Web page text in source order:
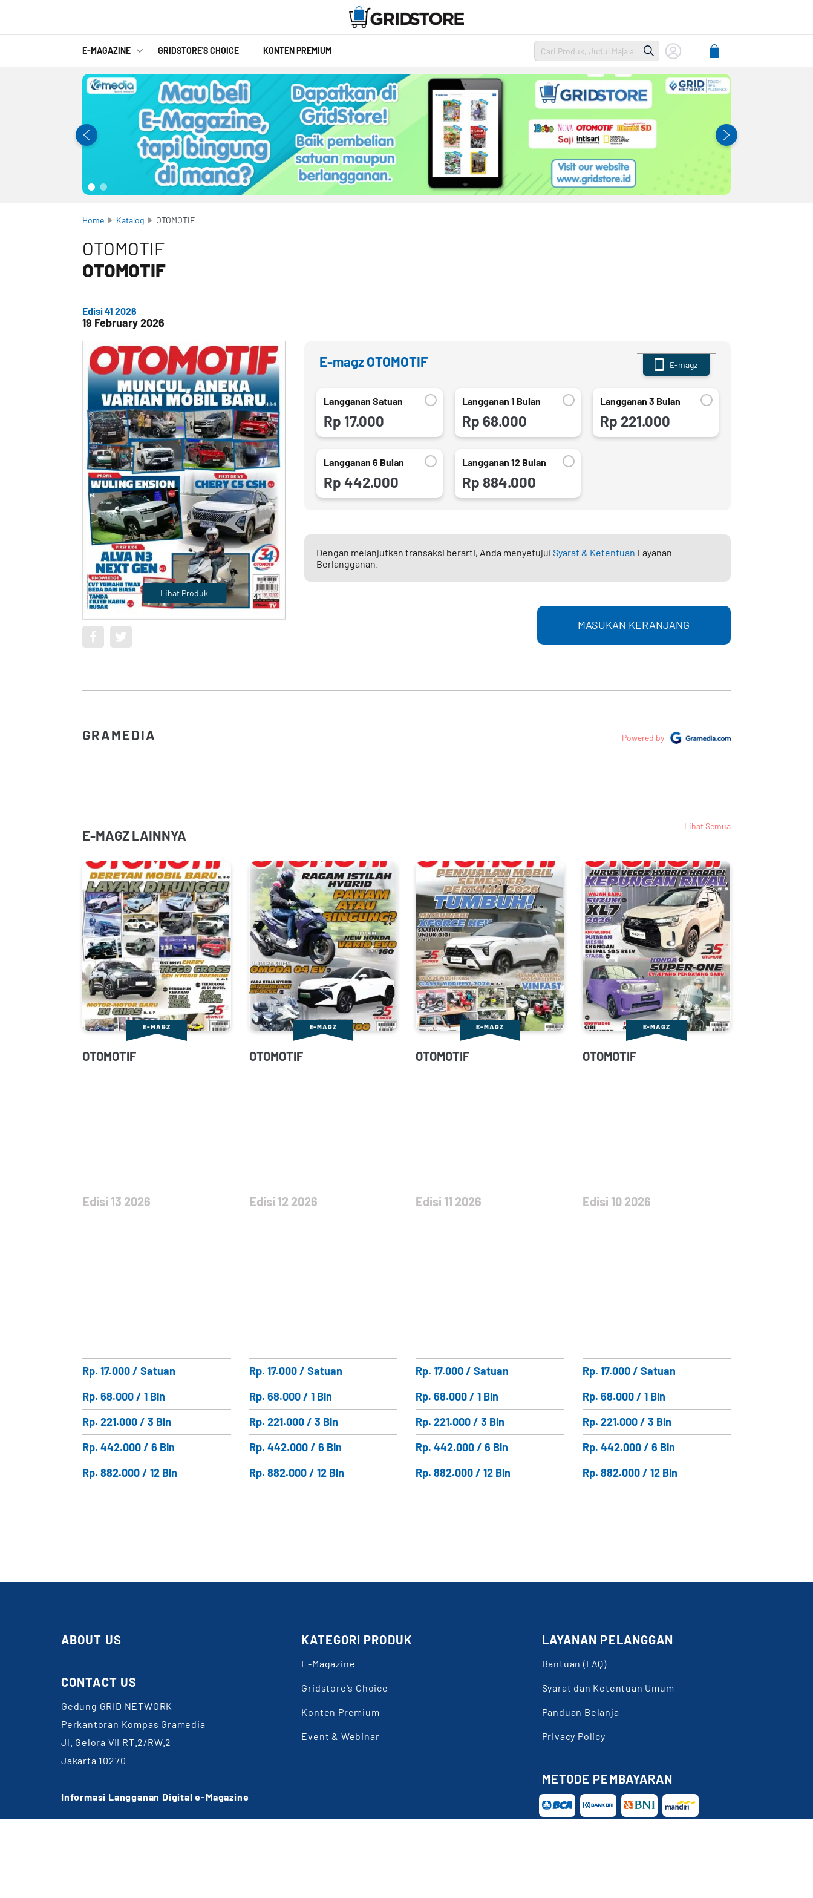
E-MAGAZINE GRIDSTORE'S CHOICE KONTEN PREMIUM
Lihat
Home Katalog OTOMOTIF
OTOMOTIF
OTOMOTIF
Edisi 41 2026
19 February 2026
Lihat Produk
E-magz OTOMOTIF E-magz
Langganan Satuan
Rp 17.000
Langganan 1 Bulan
Rp 68.000
Langganan 3 Bulan
Rp 221.000
Langganan 6 Bulan
Rp 442.000
Langganan 12 Bulan
Rp 884.000
Dengan melanjutkan transaksi berarti, Anda menyetujuiSyarat & Ketentuan Layanan
Berlangganan.
MASUKAN KERANJANG
GRAMEDIA Powered by
E-MAGZ LAINNYA
Lihat Semua
E-MAGZ
OTOMOTIF
Edisi 13 2026
Rp. 17.000 / Satuan
Rp. 68.000 / 1 Bln
Rp. 221.000 / 3 Bln
Rp. 442.000 / 6 Bln
Rp. 882.000 / 12 Bln
E-MAGZ
OTOMOTIF
Edisi 12 2026
Rp. 17.000 / Satuan
Rp. 68.000 / 1 Bln
Rp. 221.000 / 3 Bln
Rp. 442.000 / 6 Bln
Rp. 882.000 / 12 Bln
E-MAGZ
OTOMOTIF
Edisi 11 2026
Rp. 17.000 / Satuan
Rp. 68.000 / 1 Bln
Rp. 221.000 / 3 Bln
Rp. 442.000 / 6 Bln
Rp. 882.000 / 12 Bln
E-MAGZ
OTOMOTIF
Edisi 10 2026
Rp. 17.000 / Satuan
Rp. 68.000 / 1 Bln
Rp. 221.000 / 3 Bln
Rp. 442.000 / 6 Bln
Rp. 882.000 / 12 Bln
Bantuan?
ABOUT US
CONTACT US
Gedung GRID NETWORK
Perkantoran Kompas Gramedia
Jl. Gelora VII RT.2/RW.2
Jakarta 10270
Informasi Langganan Digital e-Magazine
KATEGORI PRODUK
E-Magazine
Gridstore's Choice
Konten Premium
Event & Webinar
LAYANAN PELANGGAN
Bantuan (FAQ)
Syarat dan Ketentuan Umum
Panduan Belanja
Privacy Policy
METODE PEMBAYARAN